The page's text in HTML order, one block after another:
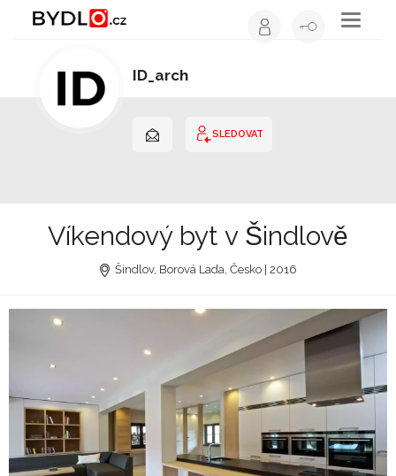
Toggle
ID_arch
SLEDOVAT
Víkendový byt v Šindlově
Šindlov, Borová Lada, Česko | 2016